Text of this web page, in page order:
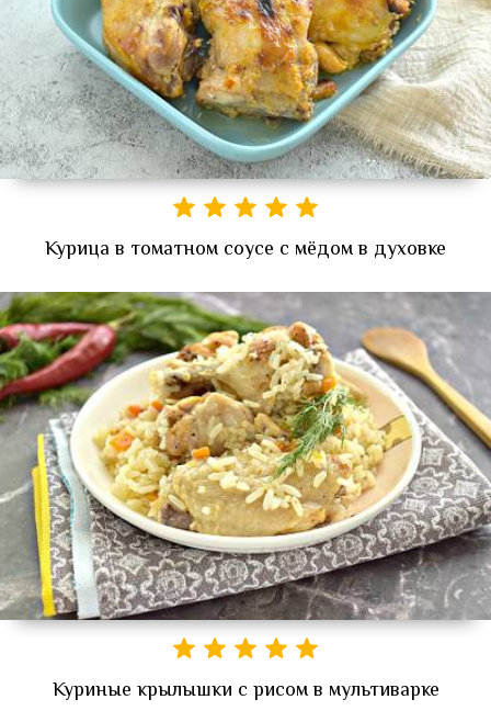
Курица в томатном соусе с мёдом в духовке
Куриные крылышки с рисом в мультиварке